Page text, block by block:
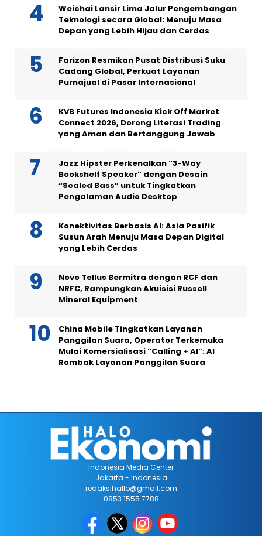
Weichai Lansir Lima Jalur Pengembangan
Teknologi secara Global: Menuju Masa
Depan yang Lebih Hijau dan Cerdas
Farizon Resmikan Pusat Distribusi Suku
Cadang Global, Perkuat Layanan
Purnajual di Pasar Internasional
KVB Futures Indonesia Kick Off Market
Connect 2026, Dorong Literasi Trading
yang Aman dan Bertanggung Jawab
Jazz Hipster Perkenalkan “3-Way
Bookshelf Speaker” dengan Desain
“Sealed Bass” untuk Tingkatkan
Pengalaman Audio Desktop
Konektivitas Berbasis AI: Asia Pasifik
Susun Arah Menuju Masa Depan Digital
yang Lebih Cerdas
Novo Tellus Bermitra dengan RCF dan
NRFC, Rampungkan Akuisisi Russell
Mineral Equipment
China Mobile Tingkatkan Layanan
Panggilan Suara, Operator Terkemuka
Mulai Komersialisasi “Calling + AI”: AI
Rombak Layanan Panggilan Suara
Indonesia Media Center
Jakarta - Indonesia
redaksihallo@gmail.com
0853 1555 7788